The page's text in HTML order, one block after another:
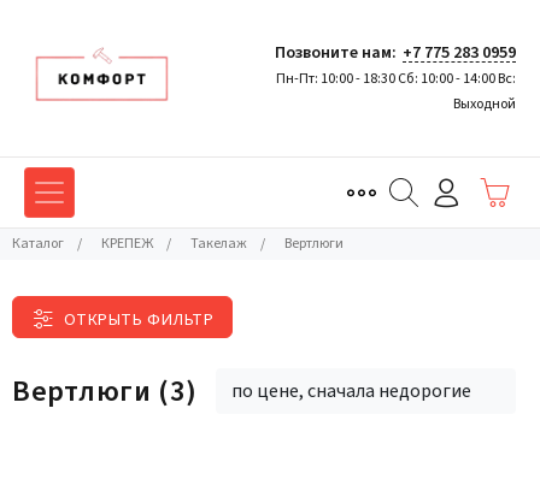
Позвоните нам: +7 775 283 0959
Пн-Пт: 10:00 - 18:30 Сб: 10:00 - 14:00 Вс:
Выходной
Каталог / КРЕПЕЖ / Такелаж / Вертлюги
ОТКРЫТЬ ФИЛЬТР
Вертлюги (3) по цене, сначала недорогие